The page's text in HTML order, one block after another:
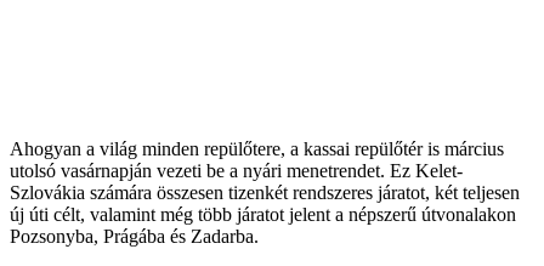
Ahogyan a világ minden repülőtere, a kassai repülőtér is március
utolsó vasárnapján vezeti be a nyári menetrendet. Ez Kelet-
Szlovákia számára összesen tizenkét rendszeres járatot, két teljesen
új úti célt, valamint még több járatot jelent a népszerű útvonalakon
Pozsonyba, Prágába és Zadarba.